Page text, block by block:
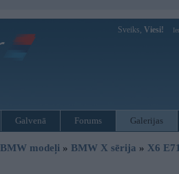
Sveiks, Viesi!
Galvenā Forums Galerijas
BMW modeļi » BMW X sērija » X6